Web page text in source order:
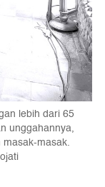
lebih dari 65
unggahannya,
masak.